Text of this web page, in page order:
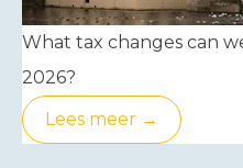
What tax changes can
2026?
Lees meer →